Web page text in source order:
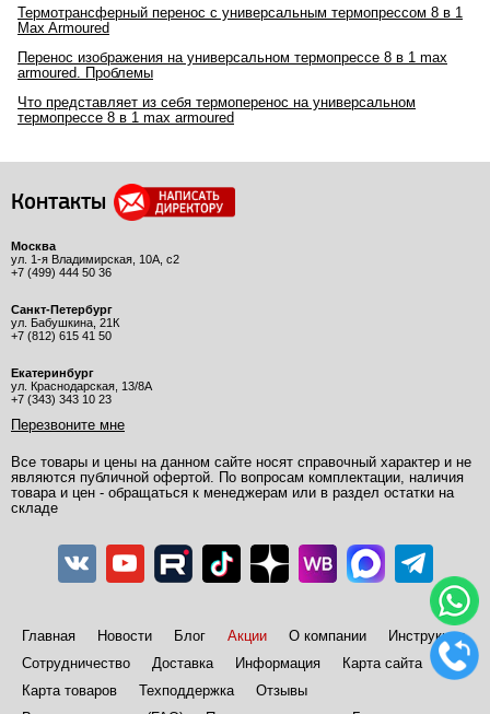
Термотрансферный перенос с универсальным термопрессом 8 в 1
Max Armoured
Перенос изображения на универсальном термопрессе 8 в 1 max
armoured. Проблемы
Что представляет из себя термоперенос на универсальном
термопрессе 8 в 1 max armoured
Контакты
Москва
ул. 1-я Владимирская, 10А, с2
+7 (499) 444 50 36
Санкт-Петербург
ул. Бабушкина, 21К
+7 (812) 615 41 50
Екатеринбург
ул. Краснодарская, 13/8А
+7 (343) 343 10 23
Перезвоните мне
Все товары и цены на данном сайте носят справочный характер и не
являются публичной офертой. По вопросам комплектации, наличия
товара и цен - обращаться к менеджерам или в раздел остатки на
складе
Главная Новости Блог Акции О компании
Инструкции
Сотрудничество
Доставка Информация
Карта сайта
Карта товаров
Техподдержка
Отзывы